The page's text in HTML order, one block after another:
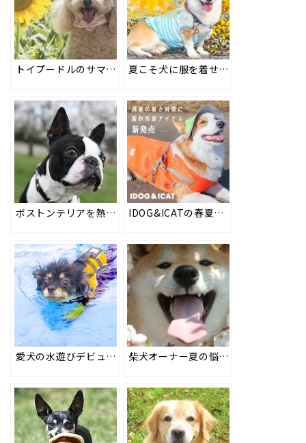
トイプードルのサマーカット注意点と熱中症対策・夏にオススメのかわいい犬服も！ #181 夏こそ犬に服を着せるのが効果的な理由・シーン別おすすめウエアの紹介も #199
ボストンテリアを熱中症から守る！暑さ対策とかわいいクール服大特集 #178 IDOG&ICATの春夏新作クーリングアイテムを2024年3月15日より順次販売。ペットの暑さ対策にオススメのウェアやネッククーラー、帽子などを取り揃えました。
愛犬の水遊びデビュー！水が好きになる方法と安全に楽しむために気を付けるポイント 柴犬オーナー夏の悩みを解決！散歩は？エアコンはなしでOK？クール服を着ると固まって動かない？ #180